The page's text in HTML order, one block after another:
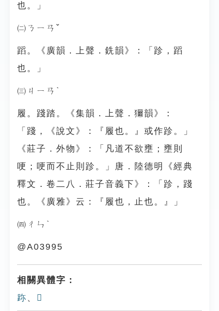
也。」
㈡ㄋㄧㄢˇ
蹈。《廣韻．上聲．銑韻》：「跈，蹈
也。」
㈢ㄐㄧㄢˋ
履。踐踏。《集韻．上聲．獮韻》：
「踐，《說文》：『履也。』或作跈。」
《莊子．外物》：「凡道不欲壅；壅則
哽；哽而不止則跈。」唐．陸德明《經典
釋文．卷二八．莊子音義下》：「跈，踐
也。《廣雅》云：『履也，止也。』」
㈣ㄔㄣˋ
@A03995
相關異體字：
䟢 、 𨀀